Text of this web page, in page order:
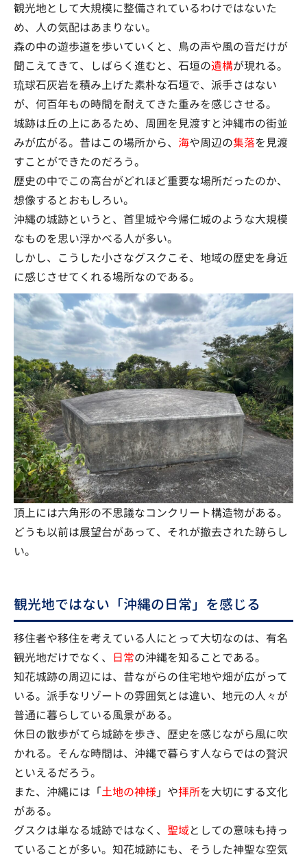
観光地として大規模に整備されているわけではないた
め、人の気配はあまりない。
森の中の遊歩道を歩いていくと、鳥の声や風の音だけが
聞こえてきて、しばらく進むと、石垣の遺構が現れる。
琉球石灰岩を積み上げた素朴な石垣で、派手さはない
が、何百年もの時間を耐えてきた重みを感じさせる。
城跡は丘の上にあるため、周囲を見渡すと沖縄市の街並
みが広がる。昔はこの場所から、 海や周辺の集落を見渡
すことができたのだろう。
歴史の中でこの高台がどれほど重要な場所だったのか、
想像するとおもしろい。
沖縄の城跡というと、首里城や今帰仁城のような大規模
なものを思い浮かべる人が多い。
しかし、こうした小さなグスクこそ、地域の歴史を身近
に感じさせてくれる場所なのである。
頂上には六角形の不思議なコンクリート構造物がある。
どうも以前は展望台があって、それが撤去された跡らし
い。
観光地ではない「沖縄の日常」を感じる
移住者や移住を考えている人にとって大切なのは、有名
観光地だけでなく、 日常の沖縄を知ることである。
知花城跡の周辺には、昔ながらの住宅地や畑が広がって
いる。派手なリゾートの雰囲気とは違い、地元の人々が
普通に暮らしている風景がある。
休日の散歩がてら城跡を歩き、歴史を感じながら風に吹
かれる。そんな時間は、沖縄で暮らす人ならではの贅沢
といえるだろう。
また、沖縄には「土地の神様」や拝所を大切にする文化
がある。
グスクは単なる城跡ではなく、 聖域としての意味も持っ
ていることが多い。知花城跡にも、そうした神聖な空気